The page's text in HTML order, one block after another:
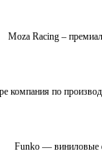
Moza Racing –
компания по
Funko — виниловые